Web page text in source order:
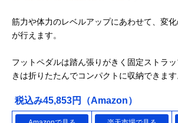
筋力や体力のレベルアップにあわせて、変
が行えます。
フットペダルは踏ん張りがきく固定ストラ
きは折りたたんでコンパクトに収納できます
税込み45,853円（Amazon）